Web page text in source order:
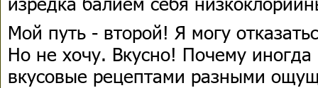
Мой путь - второй! Я могу
Но не хочу. Вкусно! Почему
вкусовые рецептами разными